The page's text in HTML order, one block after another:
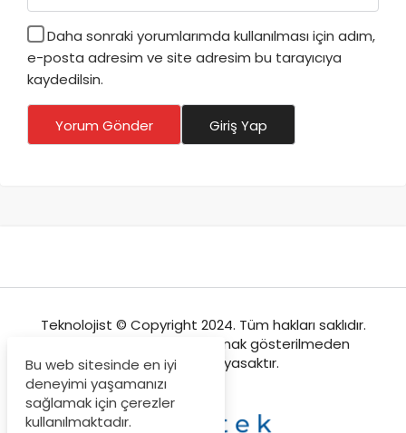
Daha sonraki yorumlarımda kullanılması için adım,
e-posta adresim ve site adresim bu tarayıcıya
kaydedilsin.
Yorum Gönder Giriş Yap
Teknolojist © Copyright 2024. Tüm hakları saklıdır.
Sitemizden içeriklerin kaynak gösterilmeden
kopyalanması yasaktır.
Bu web sitesinde en iyi
deneyimi yaşamanızı
sağlamak için çerezler
kullanılmaktadır.